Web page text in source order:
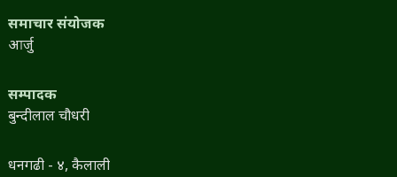
समाचार संयोजक
आर्जु
सम्पादक
बुन्दीलाल चौधरी
धनगढी - ४, कैलाली